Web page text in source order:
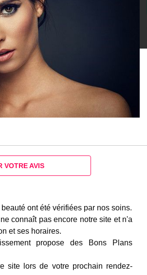
VOTRE AVIS
ont été vérifiées par nos soins.
connaît pas encore notre site et n'a
et ses horaires.
propose des Bons Plans
site lors de votre prochain rendez-